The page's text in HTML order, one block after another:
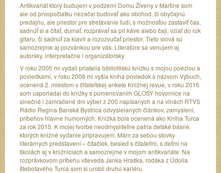
Antikvariát ktorý budujem v podzemí Domu Živeny v Martine som
ale od prvopočiatku nezačal budovať ako obchod, či obyčajnú
predajňu, ale priestor pre stretávanie ľudí, s možnosťou zastaviť čas,
sadnúť si a čítať, dumať, rozprávať sa pri káve alebo čaji, vziať do rúk
gitaru, či sadnúť za klavír a rozozvučať priestor. Tieto slová sú
samozrejme aj pozvánkou pre vás. Literatúre sa venujem aj
autorsky, interpretačne i organizátorsky.
V roku 2005 mi vydali priatelia bibliofilskú knižku s mojou poéziou a
poviedkami, v roku 2006 mi vyšla kniha poviedok s názvom Výbuch,
ocenená 2. miestom v čitateľskej ankete Knižnej revue, v roku 2015
som usporiadal do knižky s pomenovaním GLOSY hovornice na
slnečné i zamračené dni výber z 200 napísaných a na vlnách RTVS
Rádio Regina Banská Bystrica odvysielaných článkov, zamyslení,
príbehov hlavne humorných. Knižka bola ocenená ako Kniha Turca
za rok 2015. K mojej tvorbe neodmysliteľne patria detské básne,
ktorých knižné vydanie pripravujem. Mám za sebou stovky
literárnych predstavení – čítačiek, besied s čitateľmi, s deťmi na
školách aj v knižniciach a samozrejme v mojom antikvariáte. Na
rozprávkovom príbehu vševeda Janka Hraška, rodáka z Údolia
štebotavého Turca som si urobil druhú kariéru.